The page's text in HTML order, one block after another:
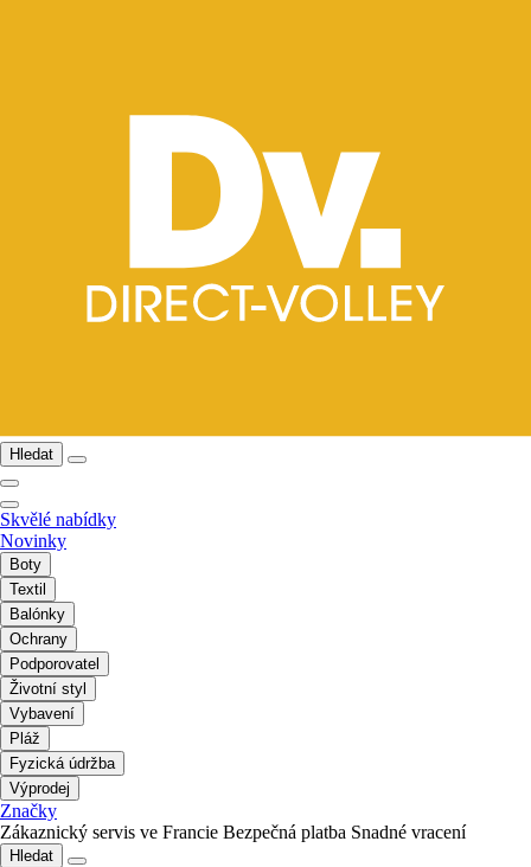
Hledat
Skvělé nabídky
Novinky
Boty
Textil
Balónky
Ochrany
Podporovatel
Životní styl
Vybavení
Pláž
Fyzická údržba
Výprodej
Značky
Zákaznický servis ve Francie Bezpečná platba Snadné vracení
Hledat